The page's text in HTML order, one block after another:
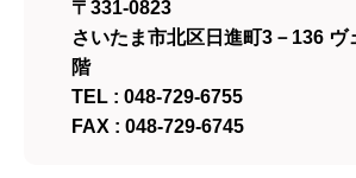
〒331-0823
さいたま市北区日進町3－136 ヴ
階
TEL : 048-729-6755
FAX : 048-729-6745